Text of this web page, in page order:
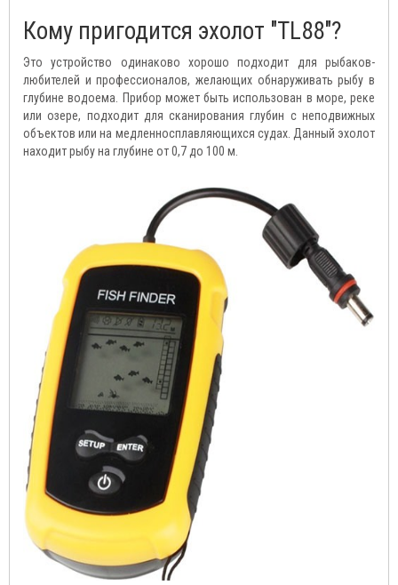
Кому пригодится эхолот "TL88"?
Это устройство одинаково хорошо подходит для рыбаков-
любителей и профессионалов, желающих обнаруживать рыбу в
глубине водоема. Прибор может быть использован в море, реке
или озере, подходит для сканирования глубин с неподвижных
объектов или на медленносплавляющихся судах. Данный эхолот
находит рыбу на глубине от 0,7 до 100 м.